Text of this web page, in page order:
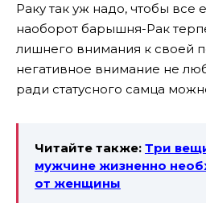
Раку так уж надо, чтобы все
наоборот барышня-Рак
лишнего внимания к своей
негативное внимание не
ради статусного самца
Читайте также: Три
мужчине жизненно
от женщины